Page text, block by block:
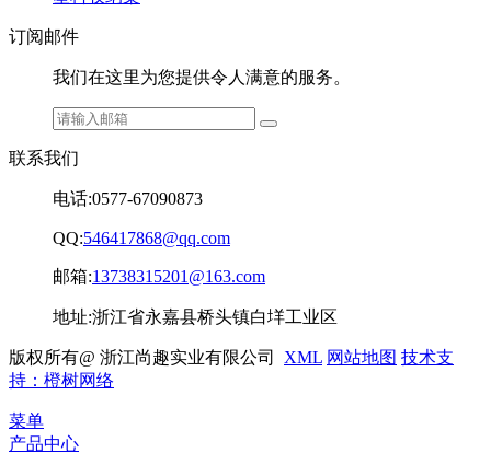
订阅邮件
我们在这里为您提供令人满意的服务。
联系我们
电话:0577-67090873
QQ:546417868@qq.com
邮箱:13738315201@163.com
地址:浙江省永嘉县桥头镇白垟工业区
版权所有@ 浙江尚趣实业有限公司 XML 网站地图 技术支
持：橙树网络
菜单
产品中心